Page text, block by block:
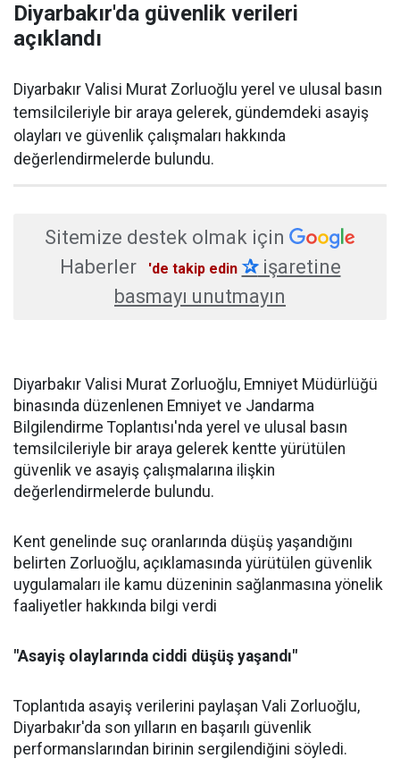
Diyarbakır'da güvenlik verileri
açıklandı
Diyarbakır Valisi Murat Zorluoğlu yerel ve ulusal basın
temsilcileriyle bir araya gelerek, gündemdeki asayiş
olayları ve güvenlik çalışmaları hakkında
değerlendirmelerde bulundu.
Sitemize destek olmak için
Haberler
'de takip edin ✰işaretine
basmayı unutmayın
Diyarbakır Valisi Murat Zorluoğlu, Emniyet Müdürlüğü
binasında düzenlenen Emniyet ve Jandarma
Bilgilendirme Toplantısı'nda yerel ve ulusal basın
temsilcileriyle bir araya gelerek kentte yürütülen
güvenlik ve asayiş çalışmalarına ilişkin
değerlendirmelerde bulundu.
Kent genelinde suç oranlarında düşüş yaşandığını
belirten Zorluoğlu, açıklamasında yürütülen güvenlik
uygulamaları ile kamu düzeninin sağlanmasına yönelik
faaliyetler hakkında bilgi verdi
"Asayiş olaylarında ciddi düşüş yaşandı"
Toplantıda asayiş verilerini paylaşan Vali Zorluoğlu,
Diyarbakır'da son yılların en başarılı güvenlik
performanslarından birinin sergilendiğini söyledi.